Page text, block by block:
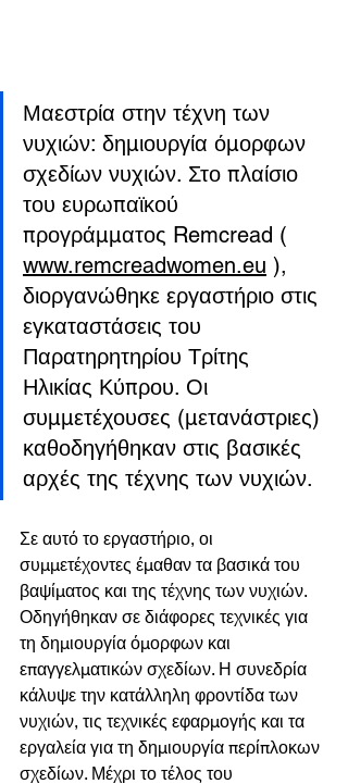
Μαεστρία στην τέχνη των
νυχιών: δημιουργία όμορφων
σχεδίων νυχιών. Στο πλαίσιο
του ευρωπαϊκού
προγράμματος Remcread (
www.remcreadwomen.eu ),
διοργανώθηκε εργαστήριο στις
εγκαταστάσεις του
Παρατηρητηρίου Τρίτης
Ηλικίας Κύπρου. Οι
συμμετέχουσες (μετανάστριες)
καθοδηγήθηκαν στις βασικές
αρχές της τέχνης των νυχιών.
Σε αυτό το εργαστήριο, οι
συμμετέχοντες έμαθαν τα βασικά του
βαψίματος και της τέχνης των νυχιών.
Οδηγήθηκαν σε διάφορες τεχνικές για
τη δημιουργία όμορφων και
επαγγελματικών σχεδίων. Η συνεδρία
κάλυψε την κατάλληλη φροντίδα των
νυχιών, τις τεχνικές εφαρμογής και τα
εργαλεία για τη δημιουργία περίπλοκων
σχεδίων. Μέχρι το τέλος του